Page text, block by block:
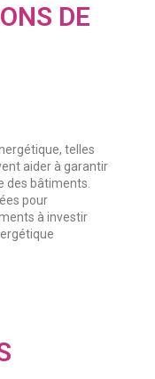
DE
telles
aider à garantir
des bâtiments.
pour
à investir